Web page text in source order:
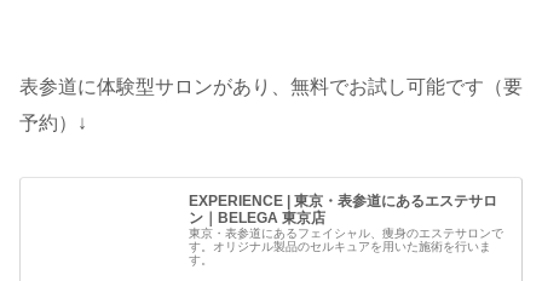
表参道に体験型サロンがあり、無料でお試し可能です（要
予約）↓
EXPERIENCE | 東京・表参道にあるエステサロ
ン｜BELEGA 東京店
東京・表参道にあるフェイシャル、痩身のエステサロンで
す。オリジナル製品のセルキュアを用いた施術を行いま
す。